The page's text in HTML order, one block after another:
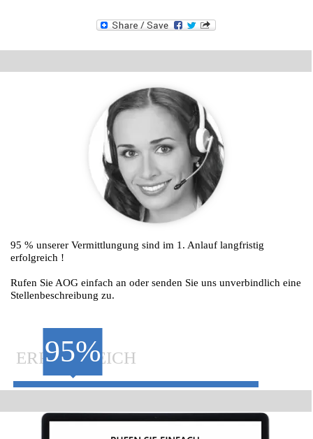
95 % unserer Vermittlungung sind im 1. Anlauf langfristig
erfolgreich !
Rufen Sie AOG einfach an oder senden Sie uns unverbindlich eine
Stellenbeschreibung zu.
ERFOLGREICH
95%